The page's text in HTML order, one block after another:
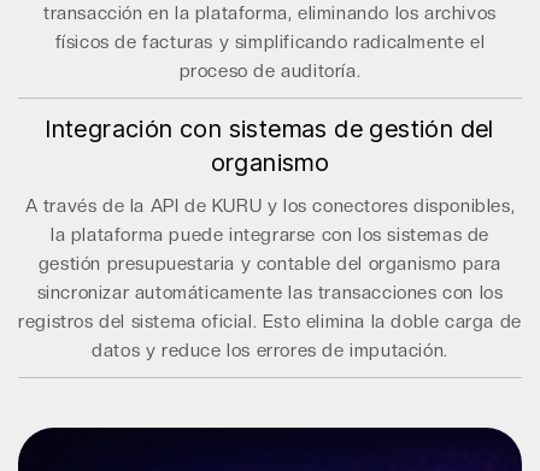
transacción en la plataforma, eliminando los archivos
físicos de facturas y simplificando radicalmente el
proceso de auditoría.
Integración con sistemas de gestión del
organismo
A través de la API de KURU y los conectores disponibles,
la plataforma puede integrarse con los sistemas de
gestión presupuestaria y contable del organismo para
sincronizar automáticamente las transacciones con los
registros del sistema oficial. Esto elimina la doble carga de
datos y reduce los errores de imputación.